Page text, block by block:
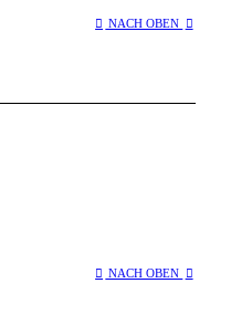
NACH OBEN
NACH OBEN